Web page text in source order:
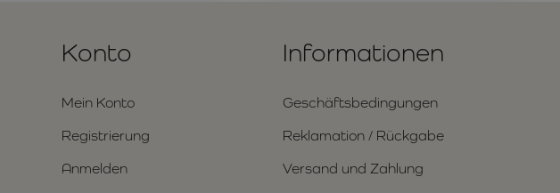
Konto
Mein Konto
Registrierung
Anmelden
Informationen
Geschäftsbedingungen
Reklamation / Rückgabe
Versand und Zahlung